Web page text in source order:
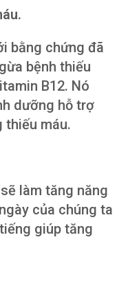
bằng chứng đã
bệnh thiếu
B12. Nó
dưỡng hỗ trợ
thiếu máu.
làm tăng năng
của chúng ta
giúp tăng